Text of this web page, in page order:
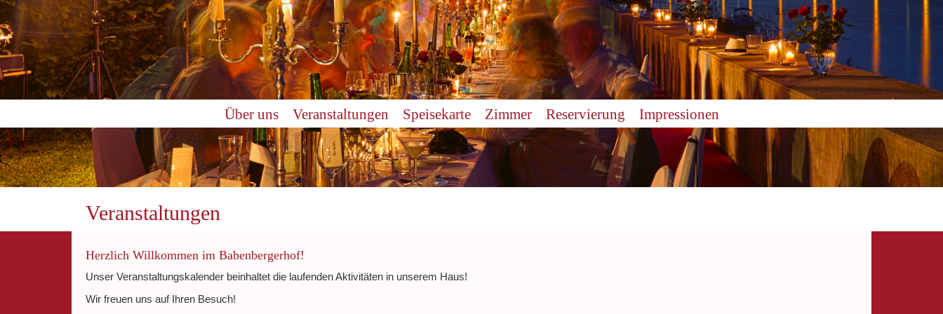
Über uns Veranstaltungen Speisekarte Zimmer Reservierung Impressionen
Veranstaltungen
Herzlich Willkommen im Babenbergerhof!
Unser Veranstaltungskalender beinhaltet die laufenden Aktivitäten in unserem Haus!
Wir freuen uns auf Ihren Besuch!
0:00
2:00
5:00